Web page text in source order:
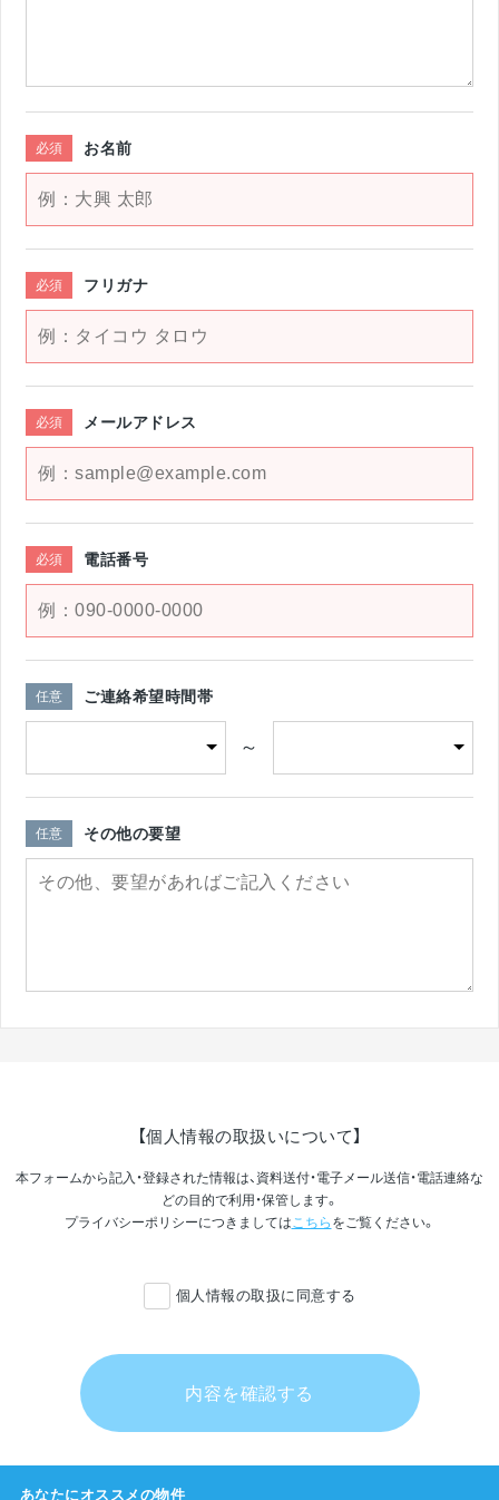
必須 お名前
必須 フリガナ
必須 メールアドレス
必須 電話番号
任意 ご連絡希望時間帯
～
任意 その他の要望
【個人情報の取扱いについて】
本フォームから記入・登録された情報は、資料送付・電子メール送信・電話連絡な
どの目的で利用・保管します。
プライバシーポリシーにつきましては こちら をご覧ください。
個人情報の取扱に同意する
内容を確認する
あなたにオススメの物件